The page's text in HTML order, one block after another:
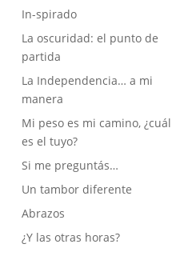
In-spirado
La oscuridad: el punto de
partida
La Independencia… a mi
manera
Mi peso es mi camino, ¿cuál
es el tuyo?
Si me preguntás…
Un tambor diferente
Abrazos
¿Y las otras horas?